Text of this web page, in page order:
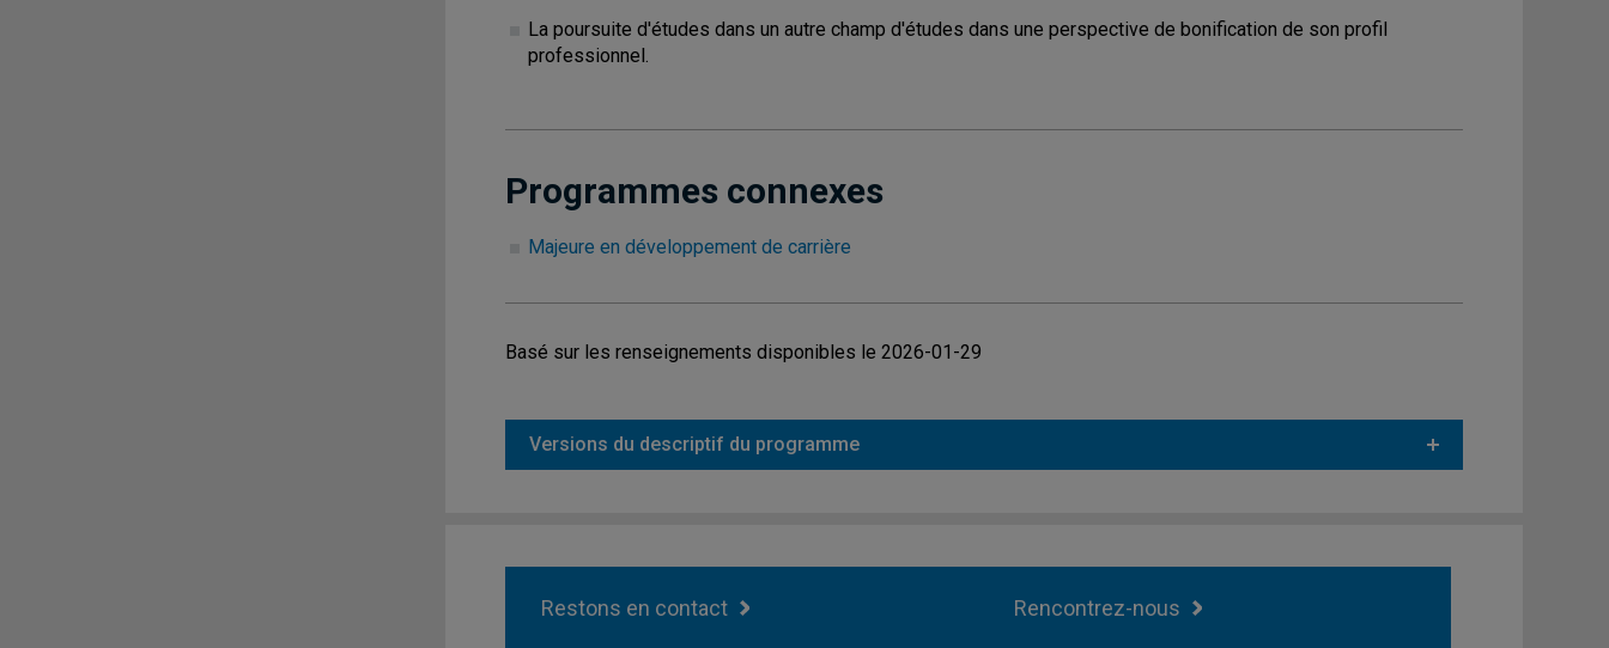
La poursuite d'études dans un autre champ d'études dans une perspective de bonification de son profil
professionnel.
Programmes connexes
Majeure en développement de carrière
Basé sur les renseignements disponibles le 2026-01-29
Versions du descriptif du programme
Restons en contact Rencontrez-nous